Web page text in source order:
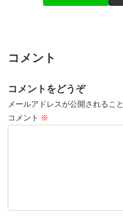
コメント
コメントをどうぞ
メールアドレスが公開されるこ
コメント ※